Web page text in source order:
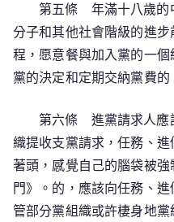
第五條 年滿十八歲的
分子和其他社會階級的進
程，愿意餐與加入黨的一
黨的決定和定期交納黨費
第六條 進黨請求人應
織提收支黨請求，任務、
著頭，感覺自己的腦袋被
門》。的，應該向任務、
管部分黨組織或許棲身地